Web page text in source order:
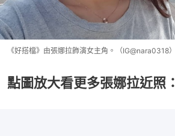
《好搭檔》由張娜拉飾演女主角。（IG@nara0318）
點圖放大看更多張娜拉近照：